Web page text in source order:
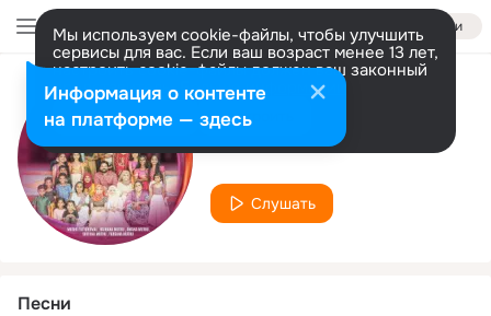
Войти
Мы используем cookie-файлы, чтобы улучшить
сервисы для вас. Если ваш возраст менее 13 лет,
настроить cookie-файлы должен ваш законный
представитель. Больше информации
Разрешить все Настроить
Исполнитель
Farsana Muthu
Слушать
Песни
Информация о контенте
на платформе — здесь